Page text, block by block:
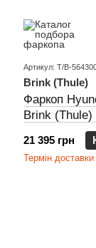
Артикул: T/B-
Brink (Thule)
Фаркоп
Brink (Thule)
21 395 грн
Термін